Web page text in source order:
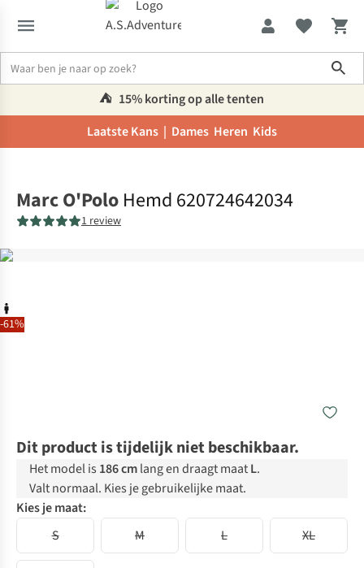
⛺️ 15% korting op alle tenten
Laatste Kans | Dames Heren Kids
-61%
Marc O'Polo Hemd 620724642034
1 review
Dit product is tijdelijk niet beschikbaar.
Het model is 186 cmlang en draagt maatL.
Valt normaal. Kies je gebruikelijke maat.
Kies je maat:
S
M L XL